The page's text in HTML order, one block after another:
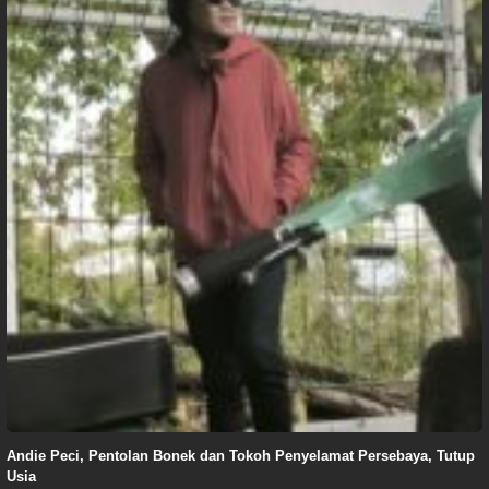
Andie Peci, Pentolan Bonek dan Tokoh Penyelamat Persebaya, Tutup
Usia